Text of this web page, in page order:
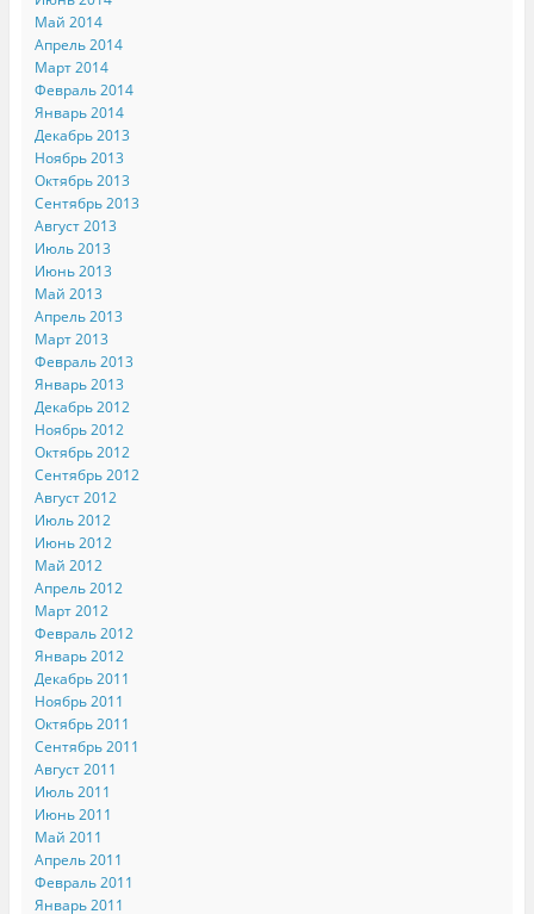
Май 2014
Апрель 2014
Март 2014
Февраль 2014
Январь 2014
Декабрь 2013
Ноябрь 2013
Октябрь 2013
Сентябрь 2013
Август 2013
Июль 2013
Июнь 2013
Май 2013
Апрель 2013
Март 2013
Февраль 2013
Январь 2013
Декабрь 2012
Ноябрь 2012
Октябрь 2012
Сентябрь 2012
Август 2012
Июль 2012
Июнь 2012
Май 2012
Апрель 2012
Март 2012
Февраль 2012
Январь 2012
Декабрь 2011
Ноябрь 2011
Октябрь 2011
Сентябрь 2011
Август 2011
Июль 2011
Июнь 2011
Май 2011
Апрель 2011
Февраль 2011
Январь 2011